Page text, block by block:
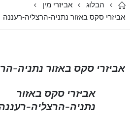
הבלוג
אביזרי מין
אביזרי סקס באזור נתניה-הרצליה-רעננה
אביזרי סקס באזור נתניה-
אביזרי סקס באזור
נתניה-הרצליה-